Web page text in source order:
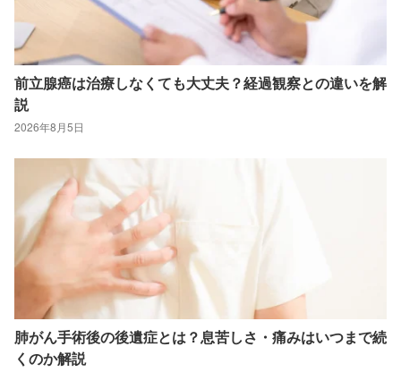
前立腺癌は治療しなくても大丈夫？経過観察との違いを解
説
2026年8月5日
肺がん手術後の後遺症とは？息苦しさ・痛みはいつまで続
くのか解説